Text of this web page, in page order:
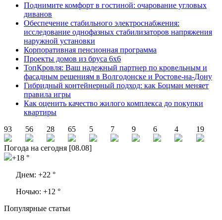
Поднимите комфорт в гостиной: очарование угловых
диванов
Обеспечение стабильного электроснабжения:
исследование однофазных стабилизаторов напряжения
наружной установки
Корпоративная пенсионная программа
Проекты домов из бруса 6х6
ТопКровля: Ваш надежный партнер по кровельным и
фасадным решениям в Волгодонске и Ростове-на-Дону
Гибридный контейнерный подход: как Боцман меняет
правила игры
Как оценить качество жилого комплекса до покупки
квартиры
93
56 28 65 5 7 9 6 4 19
Погода на сегодня [08.08]
+18 °
Днем: +22 °
Ночью: +12 °
Популярные статьи